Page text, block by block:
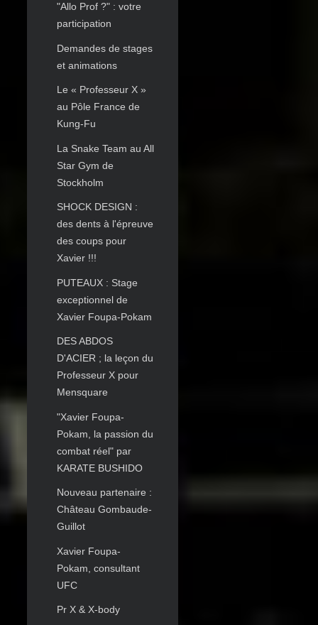
"Allo Prof ?" : votre
participation
Demandes de stages
et animations
Le « Professeur X »
au Pôle France de
Kung-Fu
La Snake Team au All
Star Gym de
Stockholm
SHOCK DESIGN :
des dents à l'épreuve
des coups pour
Xavier !!!
PUTEAUX : Stage
exceptionnel de
Xavier Foupa-Pokam
DES ABDOS
D'ACIER ; la leçon du
Professeur X pour
Mensquare
"Xavier Foupa-
Pokam, la passion du
combat réel" par
KARATE BUSHIDO
Nouveau partenaire :
Château Gombaude-
Guillot
Xavier Foupa-
Pokam, consultant
UFC
Pr X & X-body